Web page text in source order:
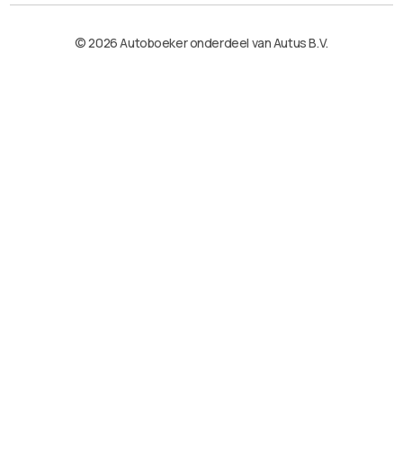
© 2026 Autoboeker onderdeel van Autus B.V.